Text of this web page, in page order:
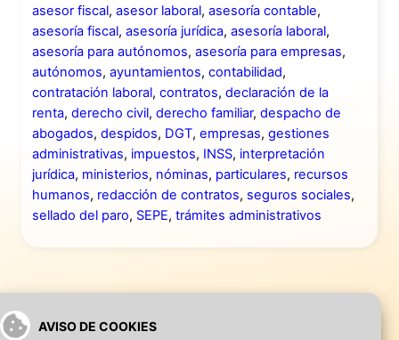
AVISO DE COOKIES
asesor fiscal, asesor laboral, asesoría contable,
asesoría fiscal, asesoría jurídica, asesoría laboral,
asesoría para autónomos, asesoría para empresas,
autónomos, ayuntamientos, contabilidad,
contratación laboral, contratos, declaración de la
renta, derecho civil, derecho familiar, despacho de
abogados, despidos, DGT, empresas, gestiones
administrativas, impuestos, INSS, interpretación
jurídica, ministerios, nóminas, particulares, recursos
humanos, redacción de contratos, seguros sociales,
sellado del paro, SEPE, trámites administrativos